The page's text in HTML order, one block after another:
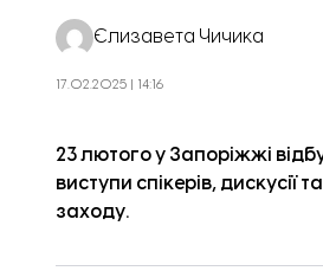
Єлизавета Чичика
17.02.2025 | 14:16
23 лютого у Запоріжжі
виступи спікерів, дискусії
заходу.